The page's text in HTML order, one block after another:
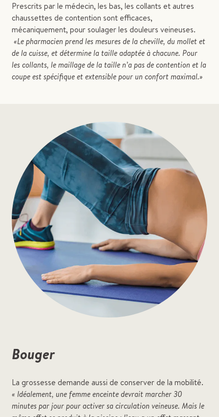
Prescrits par le médecin, les bas, les collants et autres
chaussettes de contention sont efficaces,
mécaniquement, pour soulager les douleurs veineuses.
«Le pharmacien prend les mesures de la cheville, du mollet et
de la cuisse, et détermine la taille adaptée à chacune. Pour
les collants, le maillage de la taille n’a pas de contention et la
coupe est spécifique et extensible pour un confort maximal.»
Bouger
La grossesse demande aussi de conserver de la mobilité.
« Idéalement, une femme enceinte devrait marcher 30
minutes par jour pour activer sa circulation veineuse. Mais le